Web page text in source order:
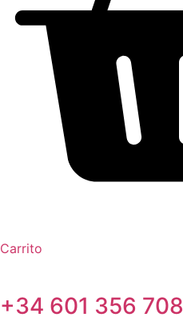
Carrito
+34 601 356 708